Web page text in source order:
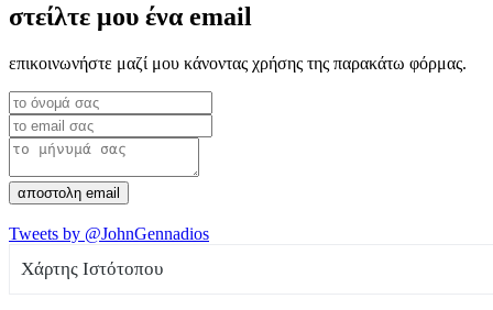
στείλτε μου έναemail
επικοινωνήστε μαζί μου κάνοντας χρήσης της παρακάτω φόρμας.
αποστολη email
Tweets by @JohnGennadios
Χάρτης Ιστότοπου